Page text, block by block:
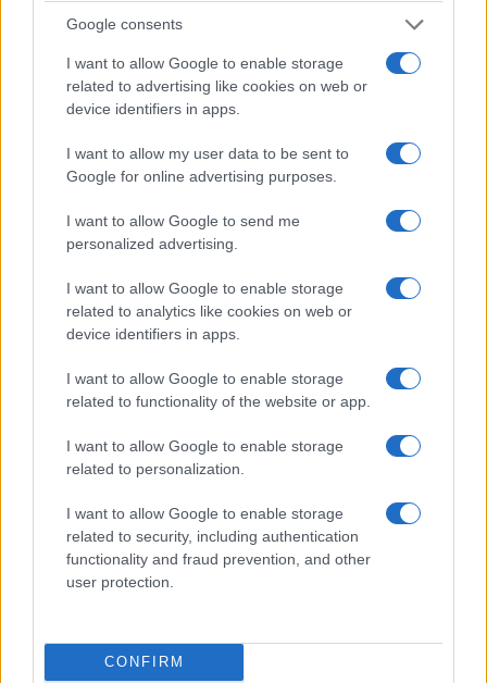
Google consents
I want to allow Google to enable storage
related to advertising like cookies on web or
device identifiers in apps.
I want to allow my user data to be sent to
Google for online advertising purposes.
I want to allow Google to send me
personalized advertising.
I want to allow Google to enable storage
related to analytics like cookies on web or
device identifiers in apps.
I want to allow Google to enable storage
related to functionality of the website or app.
I want to allow Google to enable storage
related to personalization.
I want to allow Google to enable storage
related to security, including authentication
functionality and fraud prevention, and other
user protection.
CONFIRM
Παρασκευή 7
6 Αυγούστου 2026, 10:00
Παπαδόπουλου με
τίτλο: «Διάλογοι μιας
άλλης εποχής με τον
ΠΟΛΙΤΙΚΉ
Σε προεκλογικό κλίμα
το ΠΑΣΟΚ στην
Κοζάνη:
Νομαρχιακή Επιτροπή
Εκλογικού Αγώνα
ΤΟΠΙΚΉ ΕΠΙΚΑΙΡΌΤΗΤΑ
Πρεσπών: Οι λίμνες
των Πρεσπών
πιο ευάλωτες.